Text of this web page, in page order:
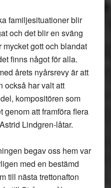
familjesituationer blir
och det blir en sväng
gott och blandat
finns något för alla.
årets nyårsrevy är att
också har valt att
kompositören som
genom att framföra flera
Lindgren-låtar.
begav oss hem var
med en bestämd
till nästa trettonafton